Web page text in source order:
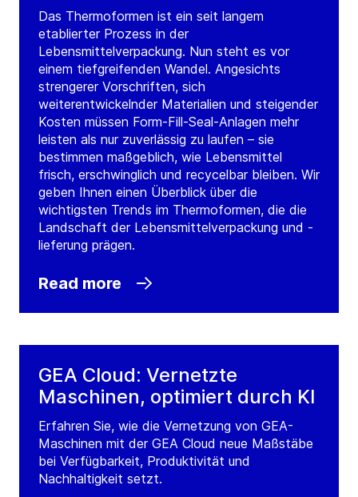
Das Thermoformen ist ein seit langem
etablierter Prozess in der
Lebensmittelverpackung. Nun steht es vor
einem tiefgreifenden Wandel. Angesichts
strengerer Vorschriften, sich
weiterentwickelnder Materialien und steigender
Kosten müssen Form-Fill-Seal-Anlagen mehr
leisten als nur zuverlässig zu laufen – sie
bestimmen maßgeblich, wie Lebensmittel
frisch, erschwinglich und recycelbar bleiben. Wir
geben Ihnen einen Überblick über die
wichtigsten Trends im Thermoformen, die die
Landschaft der Lebensmittelverpackung und -
lieferung prägen.
Read more
GEA Cloud: Vernetzte
Maschinen, optimiert durch KI
Erfahren Sie, wie die Vernetzung von GEA-
Maschinen mit der GEA Cloud neue Maßstäbe
bei Verfügbarkeit, Produktivität und
Nachhaltigkeit setzt.